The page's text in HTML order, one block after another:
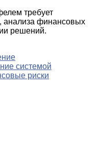
требует
анализа финансовых
решений.
системой
риски